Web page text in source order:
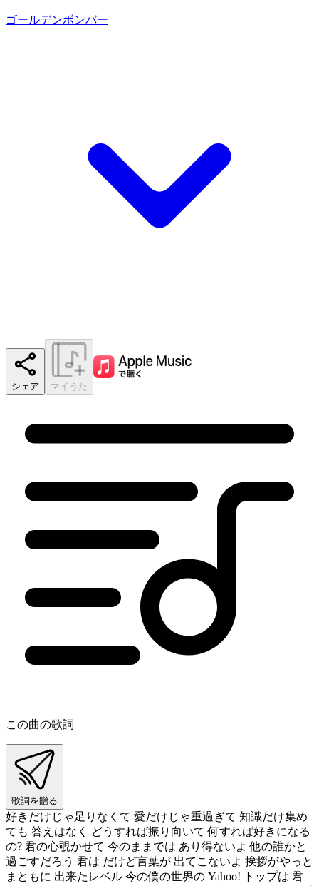
ゴールデンボンバー
シェア マイうた
この曲の歌詞
歌詞を贈る
好きだけじゃ足りなくて 愛だけじゃ重過ぎて 知識だけ集め
ても 答えはなく どうすれば振り向いて 何すれば好きになる
の? 君の心覗かせて 今のままでは あり得ないよ 他の誰かと
過ごすだろう 君は だけど言葉が 出てこないよ 挨拶がやっと
まともに 出来たレベル 今の僕の世界の Yahoo! トップは 君